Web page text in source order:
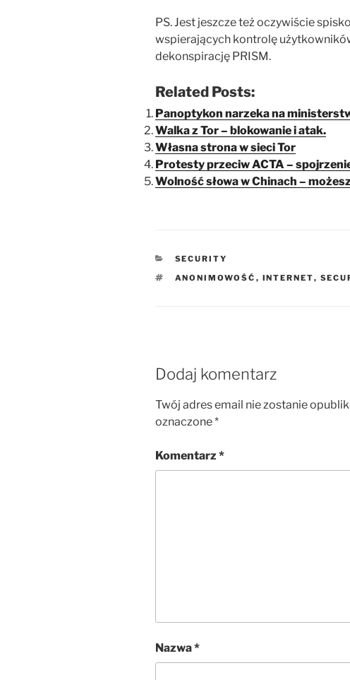
PS. Jest jeszcze też oczywiście
wspierających kontrolę
dekonspirację PRISM.
Related Posts:
Panoptykon narzeka na
Walka z Tor – blokowanie i atak.
Własna strona w sieci Tor
Protesty przeciw ACTA –
Wolność słowa w Chinach –
KATEGORIE
SECURITY
TAGI
ANONIMOWOŚĆ , INTERNET,
Dodaj komentarz
Twój adres email nie zostanie
oznaczone*
Komentarz *
Nazwa*